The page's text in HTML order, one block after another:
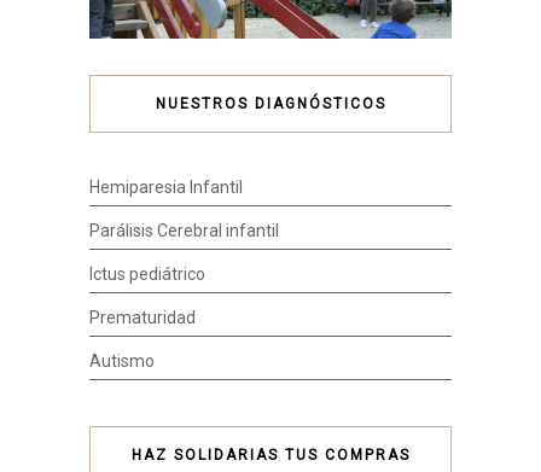
NUESTROS DIAGNÓSTICOS
Hemiparesia Infantil
Parálisis Cerebral infantil
Ictus pediátrico
Prematuridad
Autismo
HAZ SOLIDARIAS TUS COMPRAS